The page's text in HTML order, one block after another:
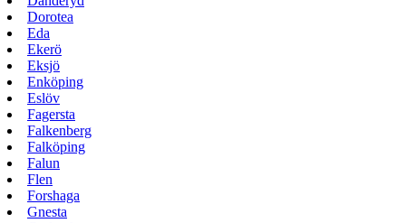
Dorotea
Eda
Ekerö
Eksjö
Enköping
Eslöv
Fagersta
Falkenberg
Falköping
Falun
Flen
Forshaga
Gnesta